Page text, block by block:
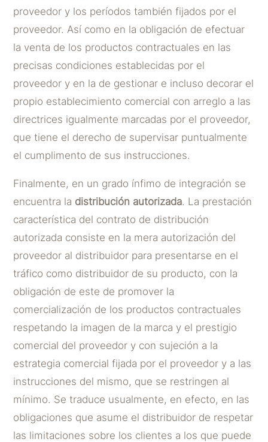
proveedor y los períodos también fijados por el
proveedor. Así como en la obligación de efectuar
la venta de los productos contractuales en las
precisas condiciones establecidas por el
proveedor y en la de gestionar e incluso decorar el
propio establecimiento comercial con arreglo a las
directrices igualmente marcadas por el proveedor,
que tiene el derecho de supervisar puntualmente
el cumplimento de sus instrucciones.
Finalmente, en un grado ínfimo de integración se
encuentra la distribución autorizada. La prestación
característica del contrato de distribución
autorizada consiste en la mera autorización del
proveedor al distribuidor para presentarse en el
tráfico como distribuidor de su producto, con la
obligación de este de promover la
comercialización de los productos contractuales
respetando la imagen de la marca y el prestigio
comercial del proveedor y con sujeción a la
estrategia comercial fijada por el proveedor y a las
instrucciones del mismo, que se restringen al
mínimo. Se traduce usualmente, en efecto, en las
obligaciones que asume el distribuidor de respetar
las limitaciones sobre los clientes a los que puede